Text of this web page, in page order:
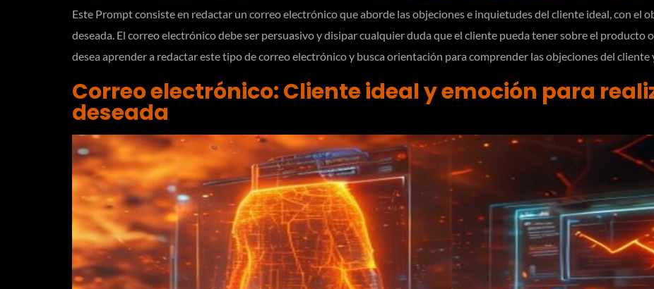
Este Prompt consiste en redactar un correo electrónico que aborde las objeciones e inquietudes del cliente ideal, con el
deseada. El correo electrónico debe ser persuasivo y disipar cualquier duda que el cliente pueda tener sobre el producto
desea aprender a redactar este tipo de correo electrónico y busca orientación para comprender las objeciones del cliente
Correo electrónico: Cliente ideal y emoción para
deseada